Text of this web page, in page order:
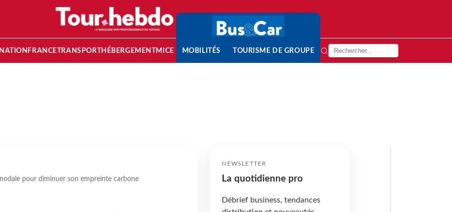
FRANCETRANSPORT HÉBERGEMENTMICE MOBILITÉS TOURISME DE GROUPE
pour diminuer son empreinte carbone
NEWSLETTER
La quotidienne pro
Débrief business, tendances